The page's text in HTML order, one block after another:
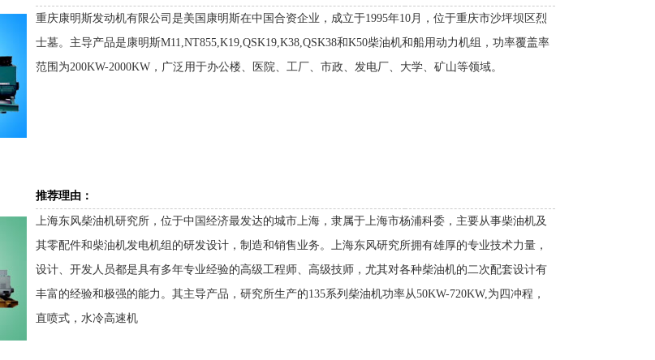
重庆康明斯发动机有限公司是美国康明斯在中国合资企业，成立于1995年10月，位于重庆市沙坪坝区烈
士墓。主导产品是康明斯M11,NT855,K19,QSK19,K38,QSK38和K50柴油机和船用动力机组，功率覆盖率
范围为200KW-2000KW，广泛用于办公楼、医院、工厂、市政、发电厂、大学、矿山等领域。
推荐理由：
上海东风柴油机研究所，位于中国经济最发达的城市上海，隶属于上海市杨浦科委，主要从事柴油机及
其零配件和柴油机发电机组的研发设计，制造和销售业务。上海东风研究所拥有雄厚的专业技术力量，
设计、开发人员都是具有多年专业经验的高级工程师、高级技师，尤其对各种柴油机的二次配套设计有
丰富的经验和极强的能力。其主导产品，研究所生产的135系列柴油机功率从50KW-720KW,为四冲程，
直喷式，水冷高速机